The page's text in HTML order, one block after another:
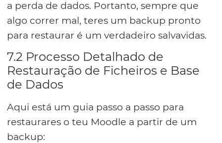
a perda de dados. Portanto, sempre que
algo correr mal, teres um backup pronto
para restaurar é um verdadeiro salvavidas.
7.2 Processo Detalhado de
Restauração de Ficheiros e Base
de Dados
Aqui está um guia passo a passo para
restaurares o teu Moodle a partir de um
backup: